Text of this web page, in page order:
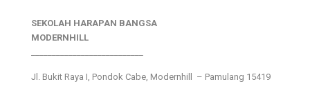
SEKOLAH HARAPAN BANGSA
MODERNHILL
Jl. Bukit Raya I, Pondok Cabe, Modernhill – Pamulang 15419